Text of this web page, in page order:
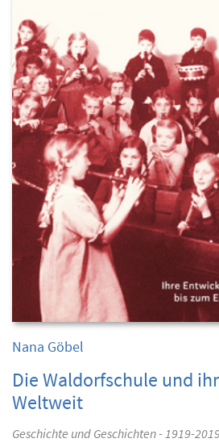
Nana Göbel
Die Waldorfschule und
Weltweit
Geschichte und Geschichten - 1919-